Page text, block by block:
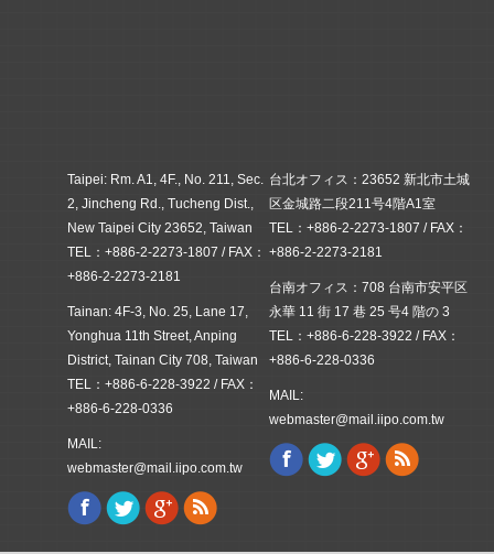
台北オフィス：23652 新北市土城
区金城路二段211号4階A1室
TEL：+886-2-2273-1807 / FAX：
+886-2-2273-2181
台南オフィス：708 台南市安平区
永華 11 街 17 巷 25 号4 階の 3
TEL：+886-6-228-3922 / FAX：
+886-6-228-0336
MAIL:
webmaster@mail.iipo.com.tw
Find us on:
Facebook
TwitterGoogle+
Rss
Taipei: Rm. A1, 4F., No. 211, Sec.
2, Jincheng Rd., Tucheng Dist.,
New Taipei City 23652, Taiwan
TEL：+886-2-2273-1807 / FAX：
+886-2-2273-2181
Tainan: 4F-3, No. 25, Lane 17,
Yonghua 11th Street, Anping
District, Tainan City 708, Taiwan
TEL：+886-6-228-3922 / FAX：
+886-6-228-0336
MAIL:
webmaster@mail.iipo.com.tw
Find us on:
Facebook
TwitterGoogle+
Rss